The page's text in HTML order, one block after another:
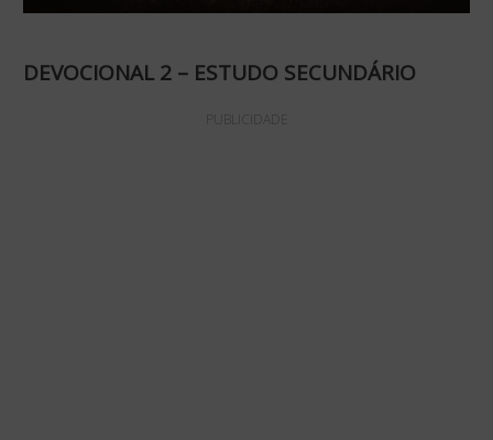
DEVOCIONAL 2 – ESTUDO SECUNDÁRIO
PUBLICIDADE